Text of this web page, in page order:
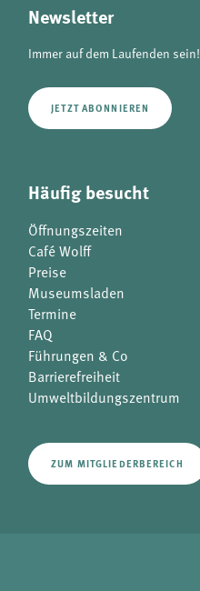
Newsletter
Immer auf dem Laufenden sein!
JETZT ABONNIEREN
Häufig besucht
Öffnungszeiten
Café Wolff
Preise
Museumsladen
Termine
FAQ
Führungen & Co
Barrierefreiheit
Umweltbildungszentrum
ZUM MITGLIEDERBEREICH